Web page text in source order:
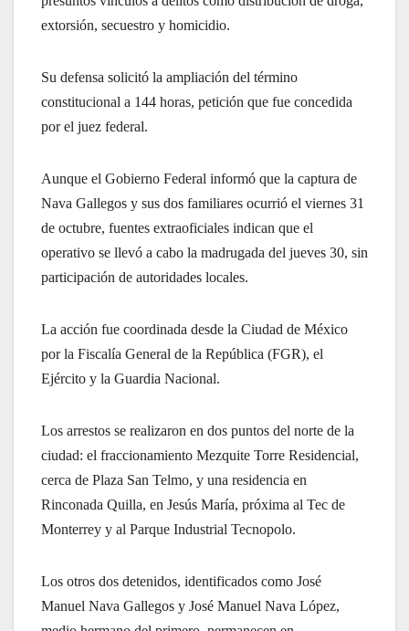
extorsión, secuestro y homicidio.
Su defensa solicitó la ampliación del término
constitucional a 144 horas, petición que fue concedida
por el juez federal.
Aunque el Gobierno Federal informó que la captura de
Nava Gallegos y sus dos familiares ocurrió el viernes 31
de octubre, fuentes extraoficiales indican que el
operativo se llevó a cabo la madrugada del jueves 30, sin
participación de autoridades locales.
La acción fue coordinada desde la Ciudad de México
por la Fiscalía General de la República (FGR), el
Ejército y la Guardia Nacional.
Los arrestos se realizaron en dos puntos del norte de la
ciudad: el fraccionamiento Mezquite Torre Residencial,
cerca de Plaza San Telmo, y una residencia en
Rinconada Quilla, en Jesús María, próxima al Tec de
Monterrey y al Parque Industrial Tecnopolo.
Los otros dos detenidos, identificados como José
Manuel Nava Gallegos y José Manuel Nava López,